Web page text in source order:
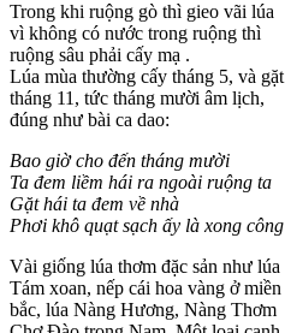
Trong khi ruộng gò thì gieo vãi lúa
vì không có nước trong ruộng thì
ruộng sâu phải cấy mạ .
Lúa mùa thường cấy tháng 5, và gặt
tháng 11, tức tháng mười âm lịch,
đúng như bài ca dao:
Bao giờ cho đến tháng mười
Ta đem liềm hái ra ngoài ruộng ta
Gặt hái ta đem về nhà
Phơi khô quạt sạch ấy là xong công
Vài giống lúa thơm đặc sản như lúa
Tám xoan, nếp cái hoa vàng ở miền
bắc, lúa Nàng Hương, Nàng Thơm